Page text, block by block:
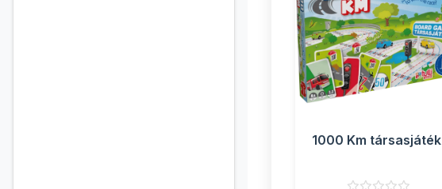
1000 Km társasjáték